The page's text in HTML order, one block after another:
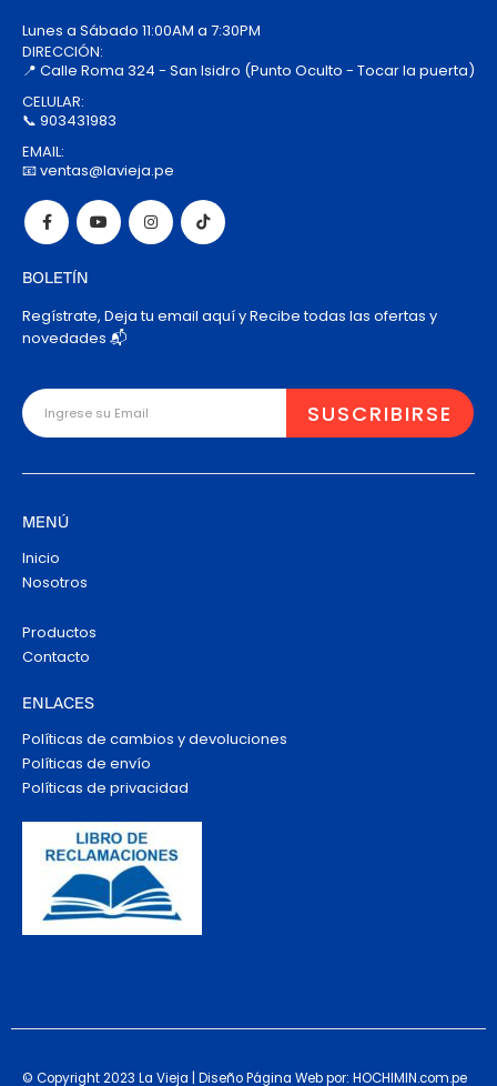
Lunes a Sábado 11:00AM a 7:30PM
DIRECCIÓN:
📍 Calle Roma 324 - San Isidro (Punto Oculto - Tocar la puerta)
CELULAR:
📞 903431983
EMAIL:
📧 ventas@lavieja.pe
BOLETÍN
Regístrate, Deja tu email aquí y Recibe todas las ofertas y
novedades 📬
MENÚ
Inicio
Nosotros
Productos
Contacto
ENLACES
Políticas de cambios y devoluciones
Políticas de envío
Políticas de privacidad
© Copyright 2023 La Vieja | Diseño Página Web por: HOCHIMIN.com.pe